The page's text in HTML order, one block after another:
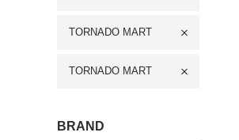
TORNADO MART
TORNADO MART
BRAND